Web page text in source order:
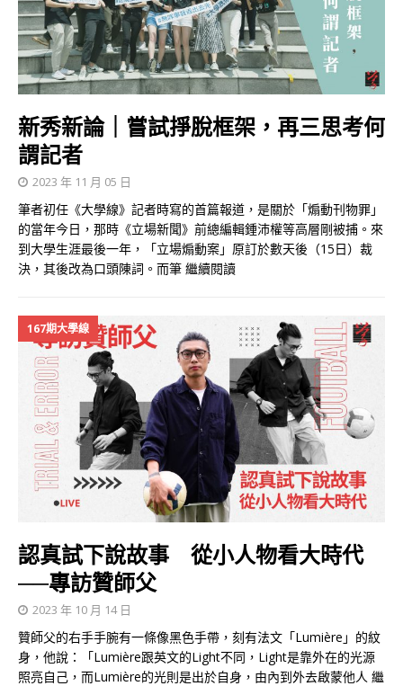
新秀新論｜嘗試掙脫框架，再三思考何
謂記者
2023 年 11 月 05 日
筆者初任《大學線》記者時寫的首篇報道，是關於「煽動刊物罪」
的當年今日，那時《立場新聞》前總編輯鍾沛權等高層剛被捕。來
到大學生涯最後一年，「立場煽動案」原訂於數天後（15日）裁
決，其後改為口頭陳詞。而筆 繼續閱讀
167期大學線
認真試下說故事 從小人物看大時代
──專訪贊師父
2023 年 10 月 14 日
贊師父的右手手腕有一條像黑色手帶，刻有法文「Lumière」的紋
身，他說：「Lumière跟英文的Light不同，Light是靠外在的光源
照亮自己，而Lumière的光則是出於自身，由內到外去啟蒙他人 繼